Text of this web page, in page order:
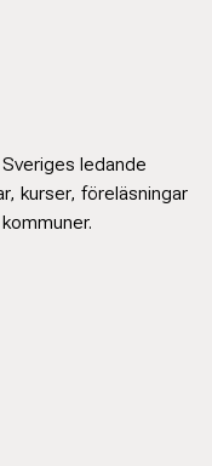
ledande
kurser, föreläsningar